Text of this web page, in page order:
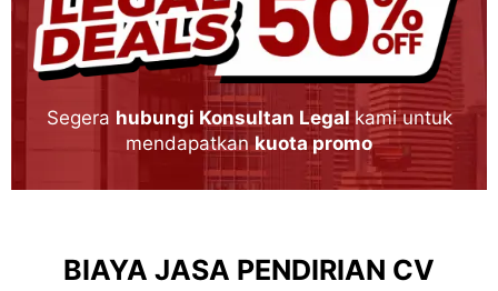
Segera hubungi Konsultan Legal kami untuk
mendapatkankuota promo
BIAYA JASA PENDIRIAN CV